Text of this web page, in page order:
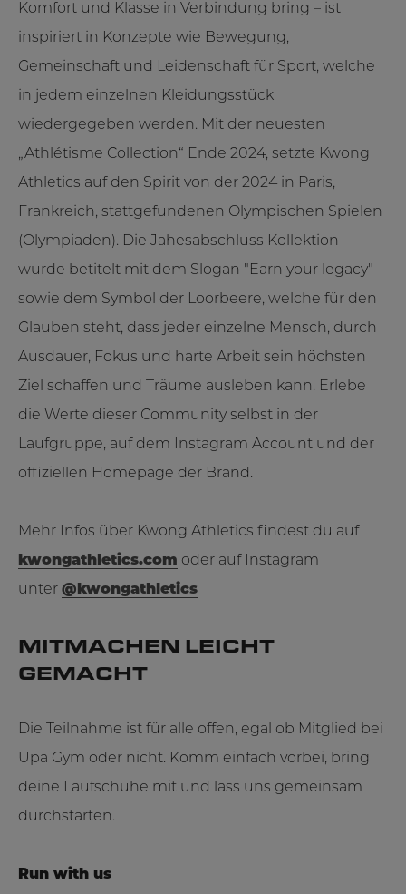
Komfort und Klasse in Verbindung bring – ist
inspiriert in Konzepte wie Bewegung,
Gemeinschaft und Leidenschaft für Sport, welche
in jedem einzelnen Kleidungsstück
wiedergegeben werden. Mit der neuesten
„Athlétisme Collection“ Ende 2024, setzte Kwong
Athletics auf den Spirit von der 2024 in Paris,
Frankreich, stattgefundenen Olympischen Spielen
(Olympiaden). Die Jahesabschluss Kollektion
wurde betitelt mit dem Slogan "Earn your legacy" -
sowie dem Symbol der Loorbeere, welche für den
Glauben steht, dass jeder einzelne Mensch, durch
Ausdauer, Fokus und harte Arbeit sein höchsten
Ziel schaffen und Träume ausleben kann. Erlebe
die Werte dieser Community selbst in der
Laufgruppe, auf dem Instagram Account und der
offiziellen Homepage der Brand.
Mehr Infos über Kwong Athletics findest du auf
kwongathletics.com oder auf Instagram
unter @kwongathletics
MITMACHEN LEICHT
GEMACHT
Die Teilnahme ist für alle offen, egal ob Mitglied bei
Upa Gym oder nicht. Komm einfach vorbei, bring
deine Laufschuhe mit und lass uns gemeinsam
durchstarten.
Run with us